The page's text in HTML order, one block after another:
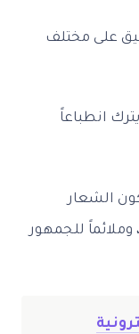
على مختلف
انطباعاً
الشعار
للجمهور